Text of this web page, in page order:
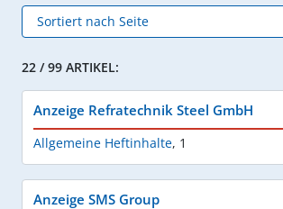
22 / 99 ARTIKEL:
Anzeige Refratechnik Steel GmbH
Allgemeine Heftinhalte, 1
Anzeige SMS Group